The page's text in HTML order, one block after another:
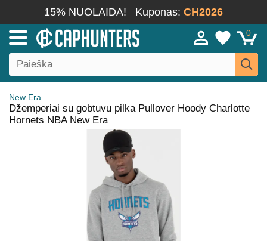
15% NUOLAIDA! Kuponas: CH2026
0
New Era
Džemperiai su gobtuvu pilka Pullover Hoody Charlotte
Hornets NBA New Era